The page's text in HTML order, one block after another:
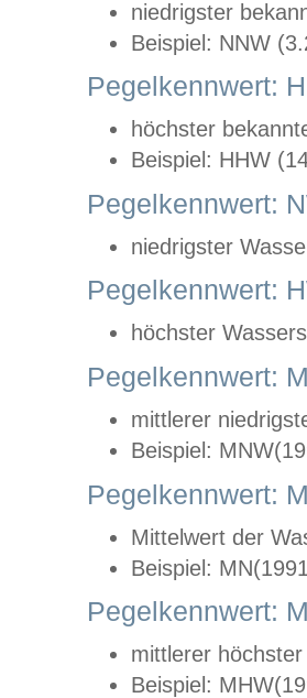
niedrigster
Beispiel: NNW
Pegelkennwert:
höchster
Beispiel: HHW
Pegelkennwert:
niedrigster
Pegelkennwert:
höchster
Pegelkennwert:
mittlerer
Beispiel:
Pegelkennwert:
Mittelwert der
Beispiel:
Pegelkennwert:
mittlerer
Beispiel: